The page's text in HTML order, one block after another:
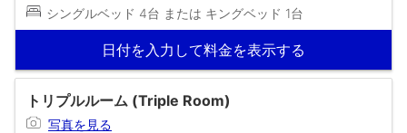
シングルベッド 4台 または キングベッド 1台
日付を入力して料金を表示する
トリプルルーム (Triple Room)
写真を見る